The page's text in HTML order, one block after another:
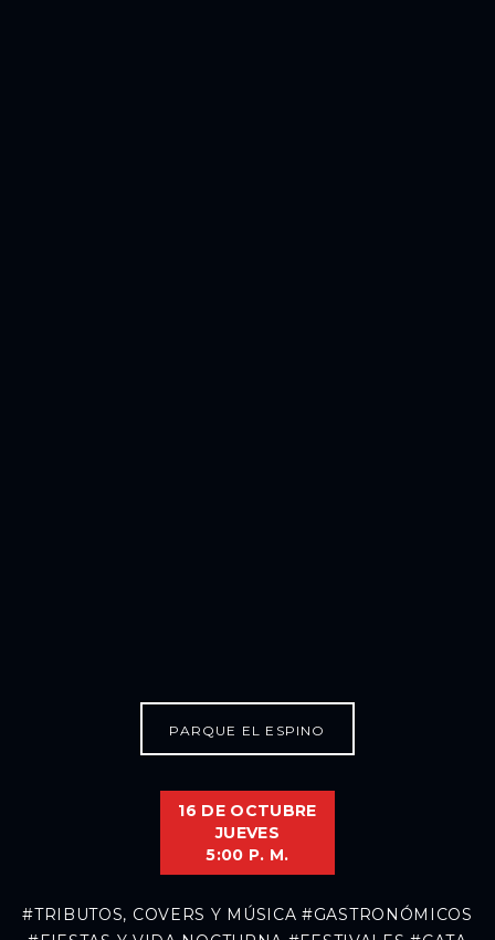
PARQUE EL ESPINO
16 DE OCTUBRE
JUEVES
5:00 P. M.
#TRIBUTOS, COVERS Y MÚSICA #GASTRONÓMICOS